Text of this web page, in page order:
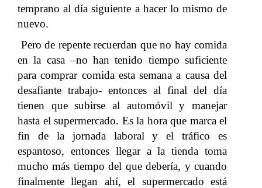
temprano al día siguiente a hacer lo mismo de
nuevo.
Pero de repente recuerdan que no hay comida
en la casa –no han tenido tiempo suficiente
para comprar comida esta semana a causa del
desafiante trabajo- entonces al final del día
tienen que subirse al automóvil y manejar
hasta el supermercado. Es la hora que marca el
fin de la jornada laboral y el tráfico es
espantoso, entonces llegar a la tienda toma
mucho más tiempo del que debería, y cuando
finalmente llegan ahí, el supermercado está